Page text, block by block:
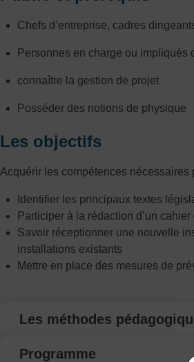
Chefs d’entreprise, cadres
Personnes en charge ou
connaître la gestion de projet
Posséder des notions de physique
Les objectifs
Acquérir les compétences nécessaires
Identifier les principaux textes
Participer à la rédaction d’un
Savoir réceptionner une nouvelle
installations existants
Mettre en place des mesures de
Les méthodes
Programme